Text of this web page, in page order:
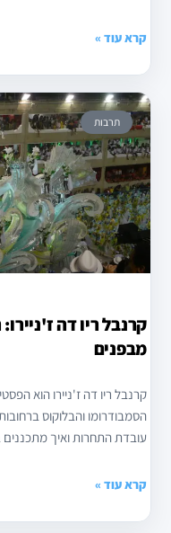
קרא עוד »
תרבות
קרנבל ריו דה
מבפנים
קרנבל ריו דה ז'ניירו הוא
הסמבודרומו והבלוקוס
עובדת התחרות ואיך מתכננים
קרא עוד »